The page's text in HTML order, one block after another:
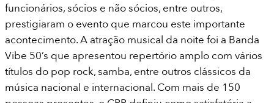
funcionários, sócios e não sócios, entre outros,
prestigiaram o evento que marcou este importante
acontecimento. A atração musical da noite foi a Banda
Vibe 50’s que apresentou repertório amplo com vários
títulos do pop rock, samba, entre outros clássicos da
música nacional e internacional. Com mais de 150